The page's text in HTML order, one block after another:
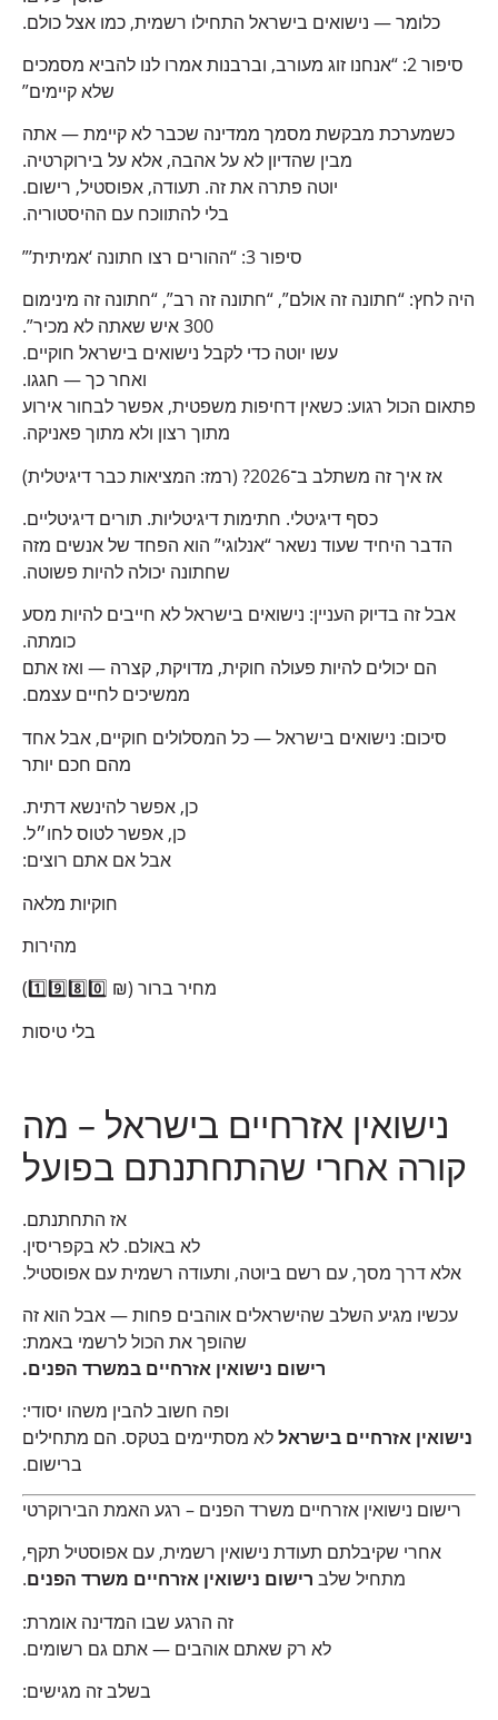
כלומר — נישואים בישראל התחילו רשמית, כמו אצל כולם.
סיפור 2: “אנחנו זוג מעורב, וברבנות אמרו לנו להביא מסמכים
שלא קיימים”
כשמערכת מבקשת מסמך ממדינה שכבר לא קיימת — אתה
מבין שהדיון לא על אהבה, אלא על בירוקרטיה.
יוטה פתרה את זה. תעודה, אפוסטיל, רישום.
בלי להתווכח עם ההיסטוריה.
סיפור 3: “ההורים רצו חתונה ‘אמיתית’”
היה לחץ: “חתונה זה אולם”, “חתונה זה רב”, “חתונה זה מינימום
300 איש שאתה לא מכיר”.
עשו יוטה כדי לקבל נישואים בישראל חוקיים.
ואחר כך — חגגו.
פתאום הכול רגוע: כשאין דחיפות משפטית, אפשר לבחור אירוע
מתוך רצון ולא מתוך פאניקה.
אז איך זה משתלב ב־2026? (רמז: המציאות כבר דיגיטלית)
כסף דיגיטלי. חתימות דיגיטליות. תורים דיגיטליים.
הדבר היחיד שעוד נשאר “אנלוגי” הוא הפחד של אנשים מזה
שחתונה יכולה להיות פשוטה.
אבל זה בדיוק העניין: נישואים בישראל לא חייבים להיות מסע
כומתה.
הם יכולים להיות פעולה חוקית, מדויקת, קצרה — ואז אתם
ממשיכים לחיים עצמם.
סיכום: נישואים בישראל — כל המסלולים חוקיים, אבל אחד
מהם חכם יותר
כן, אפשר להינשא דתית.
כן, אפשר לטוס לחו״ל.
אבל אם אתם רוצים:
חוקיות מלאה
מהירות
מחיר ברור (₪ 1️⃣9️⃣8️⃣0️⃣)
בלי טיסות
נישואין אזרחיים בישראל – מה
קורה אחרי שהתחתנתם בפועל
אז התחתנתם.
לא באולם. לא בקפריסין.
אלא דרך מסך, עם רשם ביוטה, ותעודה רשמית עם אפוסטיל.
עכשיו מגיע השלב שהישראלים אוהבים פחות — אבל הוא זה
שהופך את הכול לרשמי באמת:
רישום נישואין אזרחיים במשרד הפנים.
ופה חשוב להבין משהו יסודי:
נישואין אזרחיים בישראללא מסתיימים בטקס. הם מתחילים
ברישום.
רישום נישואין אזרחיים משרד הפנים – רגע האמת הבירוקרטי
אחרי שקיבלתם תעודת נישואין רשמית, עם אפוסטיל תקף,
מתחיל שלברישום נישואין אזרחיים משרד הפנים.
זה הרגע שבו המדינה אומרת:
לא רק שאתם אוהבים — אתם גם רשומים.
בשלב זה מגישים: